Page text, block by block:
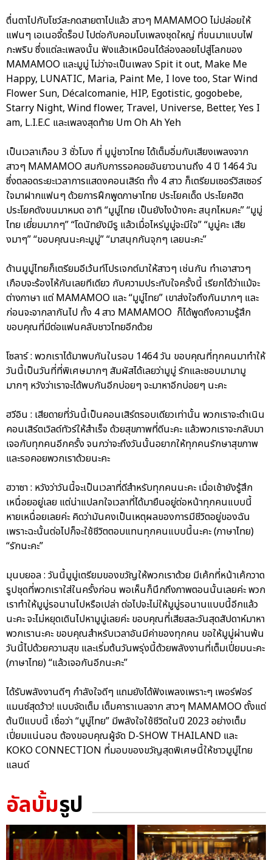
ตื่นตาไปกับโชว์สะกดสายตาไปแล้ว สาวๆ MAMAMOO ไม่ปล่อยให้
แฟนๆ เอเนอจี้ดร็อป ไปต่อกับคอมโบเพลงชุดใหญ่ ที่ขนมาแบบไฟ
กะพริบ ซึ่งแต่ละเพลงนั้น ฟังแล้วเหมือนได้ล่องลอยไปสู่โลกของ
MAMAMOO และมูมู่ ไม่ว่าจะเป็นเพลง Spit it out, Make Me
Happy, LUNATIC, Maria, Paint Me, I love too, Star Wind
Flower Sun, Décalcomanie, HIP, Egotistic, gogobebe,
Starry Night, Wind flower, Travel, Universe, Better, Yes I
am, L.I.E.C และเพลงสุดท้าย Um Oh Ah Yeh
เป็นเวลาเกือบ 3 ชั่วโมง ที่ มูมู่ชาวไทย ได้เต็มอิ่มกับเสียงเพลงจาก
สาวๆ MAMAMOO สมกับการรอคอยอันยาวนานถึง 4 ปี 1464 วัน
ซึ่งตลอดระยะเวลาการแสดงคอนเสิร์ต ทั้ง 4 สาว ก็เตรียมเซอร์วิสเซอร์
ใจมาฝากแฟนๆ ด้วยการฝึกพูดภาษาไทย ประโยคเด็ด ประโยคฮิต
ประโยคดังขนมาหมด อาทิ “มูมู่ไทย เป็นยังไงบ้างคะ สนุกไหมคะ” “มูมู่
ไทย เยี่ยมมากๆ” “โดนัทยังมีรู แล้วเมื่อไหร่มูมู่จะมีใจ” “มูมู่คะ เสีย
งมาๆ” “ขอบคุณนะคะมูมู่” “มาสนุกกันจุกๆ เลยนะคะ”
ด้านมูมู่ไทยก็เตรียมอีเว้นท์โปรเจกต์มาให้สาวๆ เช่นกัน ทำเอาสาวๆ
เกือบจะร้องไห้กันเลยทีเดียว กับความประทับใจครั้งนี้ เรียกได้ว่าแม้จะ
ต่างภาษา แต่ MAMAMOO และ “มูมู่ไทย” เขาส่งใจถึงกันมากๆ และ
ก่อนจะจากลากันไป ทั้ง 4 สาว MAMAMOO ก็ได้พูดถึงความรู้สึก
ขอบคุณที่มีต่อแฟนคลับชาวไทยอีกด้วย
โซลาร์ : พวกเราได้มาพบกันในรอบ 1464 วัน ขอบคุณที่ทุกคนมาทำให้
วันนี้เป็นวันที่ที่พิเศษมากๆ สัมผัสได้เลยว่ามูมู่ รักและชอบมามามู
มากๆ หวังว่าเราจะได้พบกันอีกบ่อยๆ จะมาหาอีกบ่อยๆ นะคะ
ฮวีอิน : เสียดายที่วันนี้เป็นคอนเสิร์ตรอบเดียวเท่านั้น พวกเราจะดำเนิน
คอนเสิร์ตเวิลด์ทัวร์ให้สำเร็จ ด้วยสุขภาพที่ดีนะคะ แล้วพวกเราจะกลับมา
เจอกับทุกคนอีกครั้ง จนกว่าจะถึงวันนั้นอยากให้ทุกคนรักษาสุขภาพ
และรอคอยพวกเราด้วยนะคะ
ฮวาซา : หวังว่าวันนี้จะเป็นเวลาที่ดีสำหรับทุกคนนะคะ เมื่อเช้ายังรู้สึก
เหนื่อยอยู่เลย แต่น่าแปลกใจเวลาที่ได้มายืนอยู่ต่อหน้าทุกคนแบบนี้
หายเหนื่อยเลยค่ะ คิดว่ามันคงเป็นเหตุผลของการมีชีวิตอยู่ของฉัน
เพราะฉะนั้นต่อไปก็จะใช้ชีวิตตอบแทนทุกคนแบบนี้นะคะ (ภาษาไทย)
“รักนะคะ”
มุนบยอล : วันนี้มูมู่เตรียมของขวัญให้พวกเราด้วย มีเค้กที่หน้าเค้กวาด
รูปชุดที่พวกเราใส่ในครั้งก่อน พอเห็นก็นึกถึงภาพตอนนั้นเลยค่ะ พวก
เราทำให้มูมู่รอนานไปหรือเปล่า ต่อไปจะไม่ให้มูมู่รอนานแบบนี้อีกแล้ว
นะคะ จะไม่หยุดเดินไปหามูมู่เลยค่ะ ขอบคุณที่เสียสละวันสุดสัปดาห์มาหา
พวกเรานะคะ ขอบคุณสำหรับเวลาอันมีค่าของทุกคน ขอให้มูมู่ผ่านพ้น
วันนี้ไปด้วยความสุข และเริ่มต้นวันพรุ่งนี้ด้วยพลังงานที่เต็มเปี่ยมนะคะ
(ภาษาไทย) “แล้วเจอกันอีกนะคะ”
ได้รับพลังงานดีๆ กำลังใจดีๆ แถมยังได้ฟังเพลงเพราะๆ เพอร์ฟอร์
แมนซ์สุดว้าว! แบบจัดเต็ม เต็มคาราเบลจาก สาวๆ MAMAMOO ตั้งแต่
ต้นปีแบบนี้ เชื่อว่า “มูมู่ไทย” มีพลังใจใช้ชีวิตในปี 2023 อย่างเต็ม
เปี่ยมแน่นอน ต้องขอบคุณผู้จัด D-SHOW THAILAND และ
KOKO CONNECTION ที่มอบของขวัญสุดพิเศษนี้ให้ชาวมูมู่ไทย
แลนด์
อัลบั้มรูป